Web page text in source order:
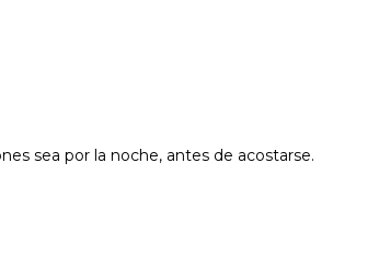
sea por la noche, antes de acostarse.